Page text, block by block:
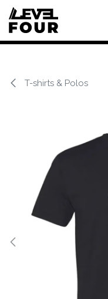
Se rendre au contenu
T-shirts & Polos